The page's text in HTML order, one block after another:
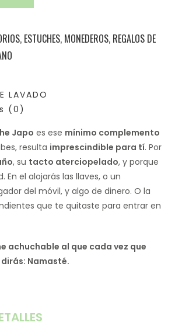
, ESTUCHES, MONEDEROS, REGALOS DE
LAVADO
(0)
Japo es ese mínimo complemento
resulta imprescindible para tí. Por
, su tacto aterciopelado, y porque
En el alojarás las llaves, o un
del móvil, y algo de dinero. O la
que te quitaste para entrar en
achuchable al que cada vez que
Namasté.